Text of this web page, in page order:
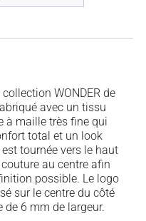
WONDER de
avec un tissu
à maille très fine qui
total et un look
tournée vers le haut
au centre afin
possible. Le logo
sur le centre du côté
de 6 mm de largeur.